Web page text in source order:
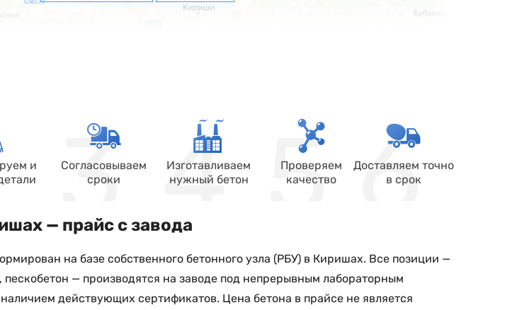
и
Согласовываем
сроки
Изготавливаем
нужный бетон
Проверяем
качество
Доставляем точно
в срок
— прайс с завода
на базе собственного бетонного узла (РБУ) в Киришах. Все позиции —
пескобетон — производятся на заводе под непрерывным лабораторным
действующих сертификатов. Цена бетона в прайсе не является